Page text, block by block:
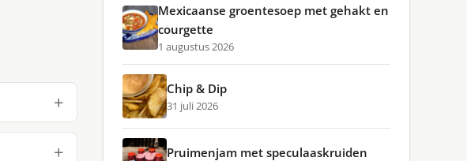
Mexicaanse groentesoep met gehakt en
courgette
1 augustus 2026
Chip & Dip
31 juli 2026
Pruimenjam met speculaaskruiden